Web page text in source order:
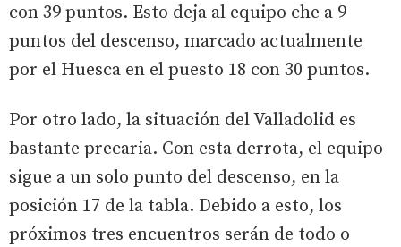
con 39 puntos. Esto deja al equipo che a 9
puntos del descenso, marcado actualmente
por el Huesca en el puesto 18 con 30 puntos.
Por otro lado, la situación del Valladolid es
bastante precaria. Con esta derrota, el equipo
sigue a un solo punto del descenso, en la
posición 17 de la tabla. Debido a esto, los
próximos tres encuentros serán de todo o